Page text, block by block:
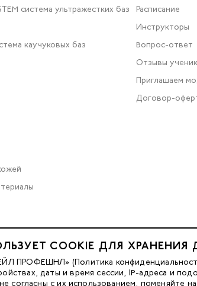
система ультражестких баз
каучуковых баз
Расписание
Инструкторы
Вопрос-ответ
Отзывы
Приглашаем
Договор-
Разработка
COOKIE ДЛЯ
ПРОФЕШНЛ» (Политика
даты и время сессии, IP-адреса и
согласны с их использованием, поменяйте